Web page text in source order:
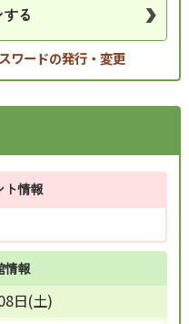
る
ワードの発行・変更
ト情報
情報
日(土)